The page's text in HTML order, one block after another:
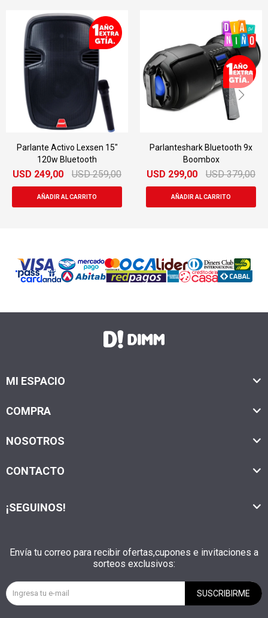
Parlante Activo Lexsen 15"
120w Bluetooth
USD 249,00 USD 259,00
Parlanteshark Bluetooth 9x
Boombox
USD 299,00 USD 379,00
MI ESPACIO
COMPRA
NOSOTROS
CONTACTO
Envía tu correo para recibir ofertas,cupones e invitaciones a
sorteos exclusivos:
SUSCRIBIRME
¡SEGUINOS!